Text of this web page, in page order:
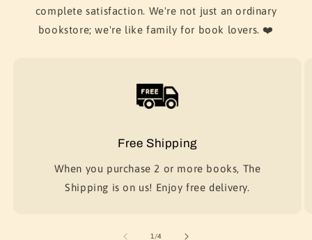
complete satisfaction. We're not just an ordinary
bookstore; we're like family for book lovers. ❤️
Free Shipping
When you purchase 2 or more books, The
Shipping is on us! Enjoy free delivery.
1 /of
4